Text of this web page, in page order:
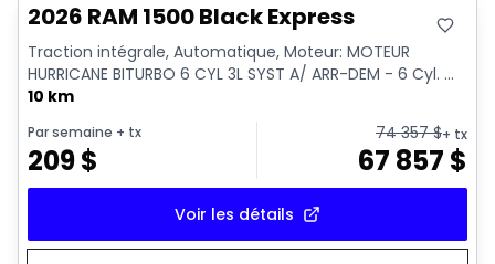
2026 RAM 1500 Black Express
Traction intégrale, Automatique, Moteur: MOTEUR
HURRICANE BITURBO 6 CYL 3L SYST A/ ARR-DEM - 6 Cyl. ...
10 km
Par semaine + tx
209$
74 357$+ tx
67 857 $
Voir les détails